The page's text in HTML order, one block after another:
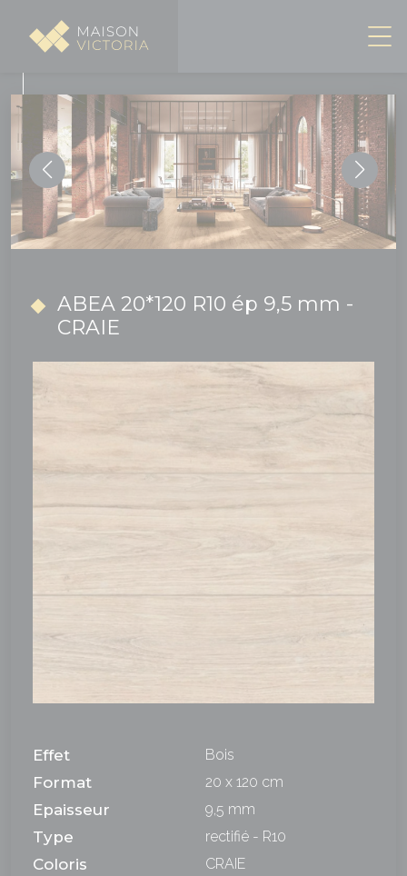
ABEA 20*120 R10 ép 9,5 mm -
CRAIE
Effet Bois
Format 20 x 120 cm
Epaisseur 9,5 mm
Type rectifié - R10
Coloris CRAIE